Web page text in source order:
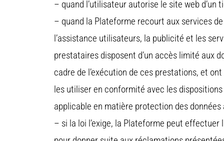
– quand l’utilisateur autorise le site web d’un
– quand la Plateforme recourt aux services
l’assistance utilisateurs, la publicité et les
prestataires disposent d’un accès limité aux
cadre de l’exécution de ces prestations, et
les utiliser en conformité avec les
applicable en matière protection des
– si la loi l’exige, la Plateforme peut effectuer